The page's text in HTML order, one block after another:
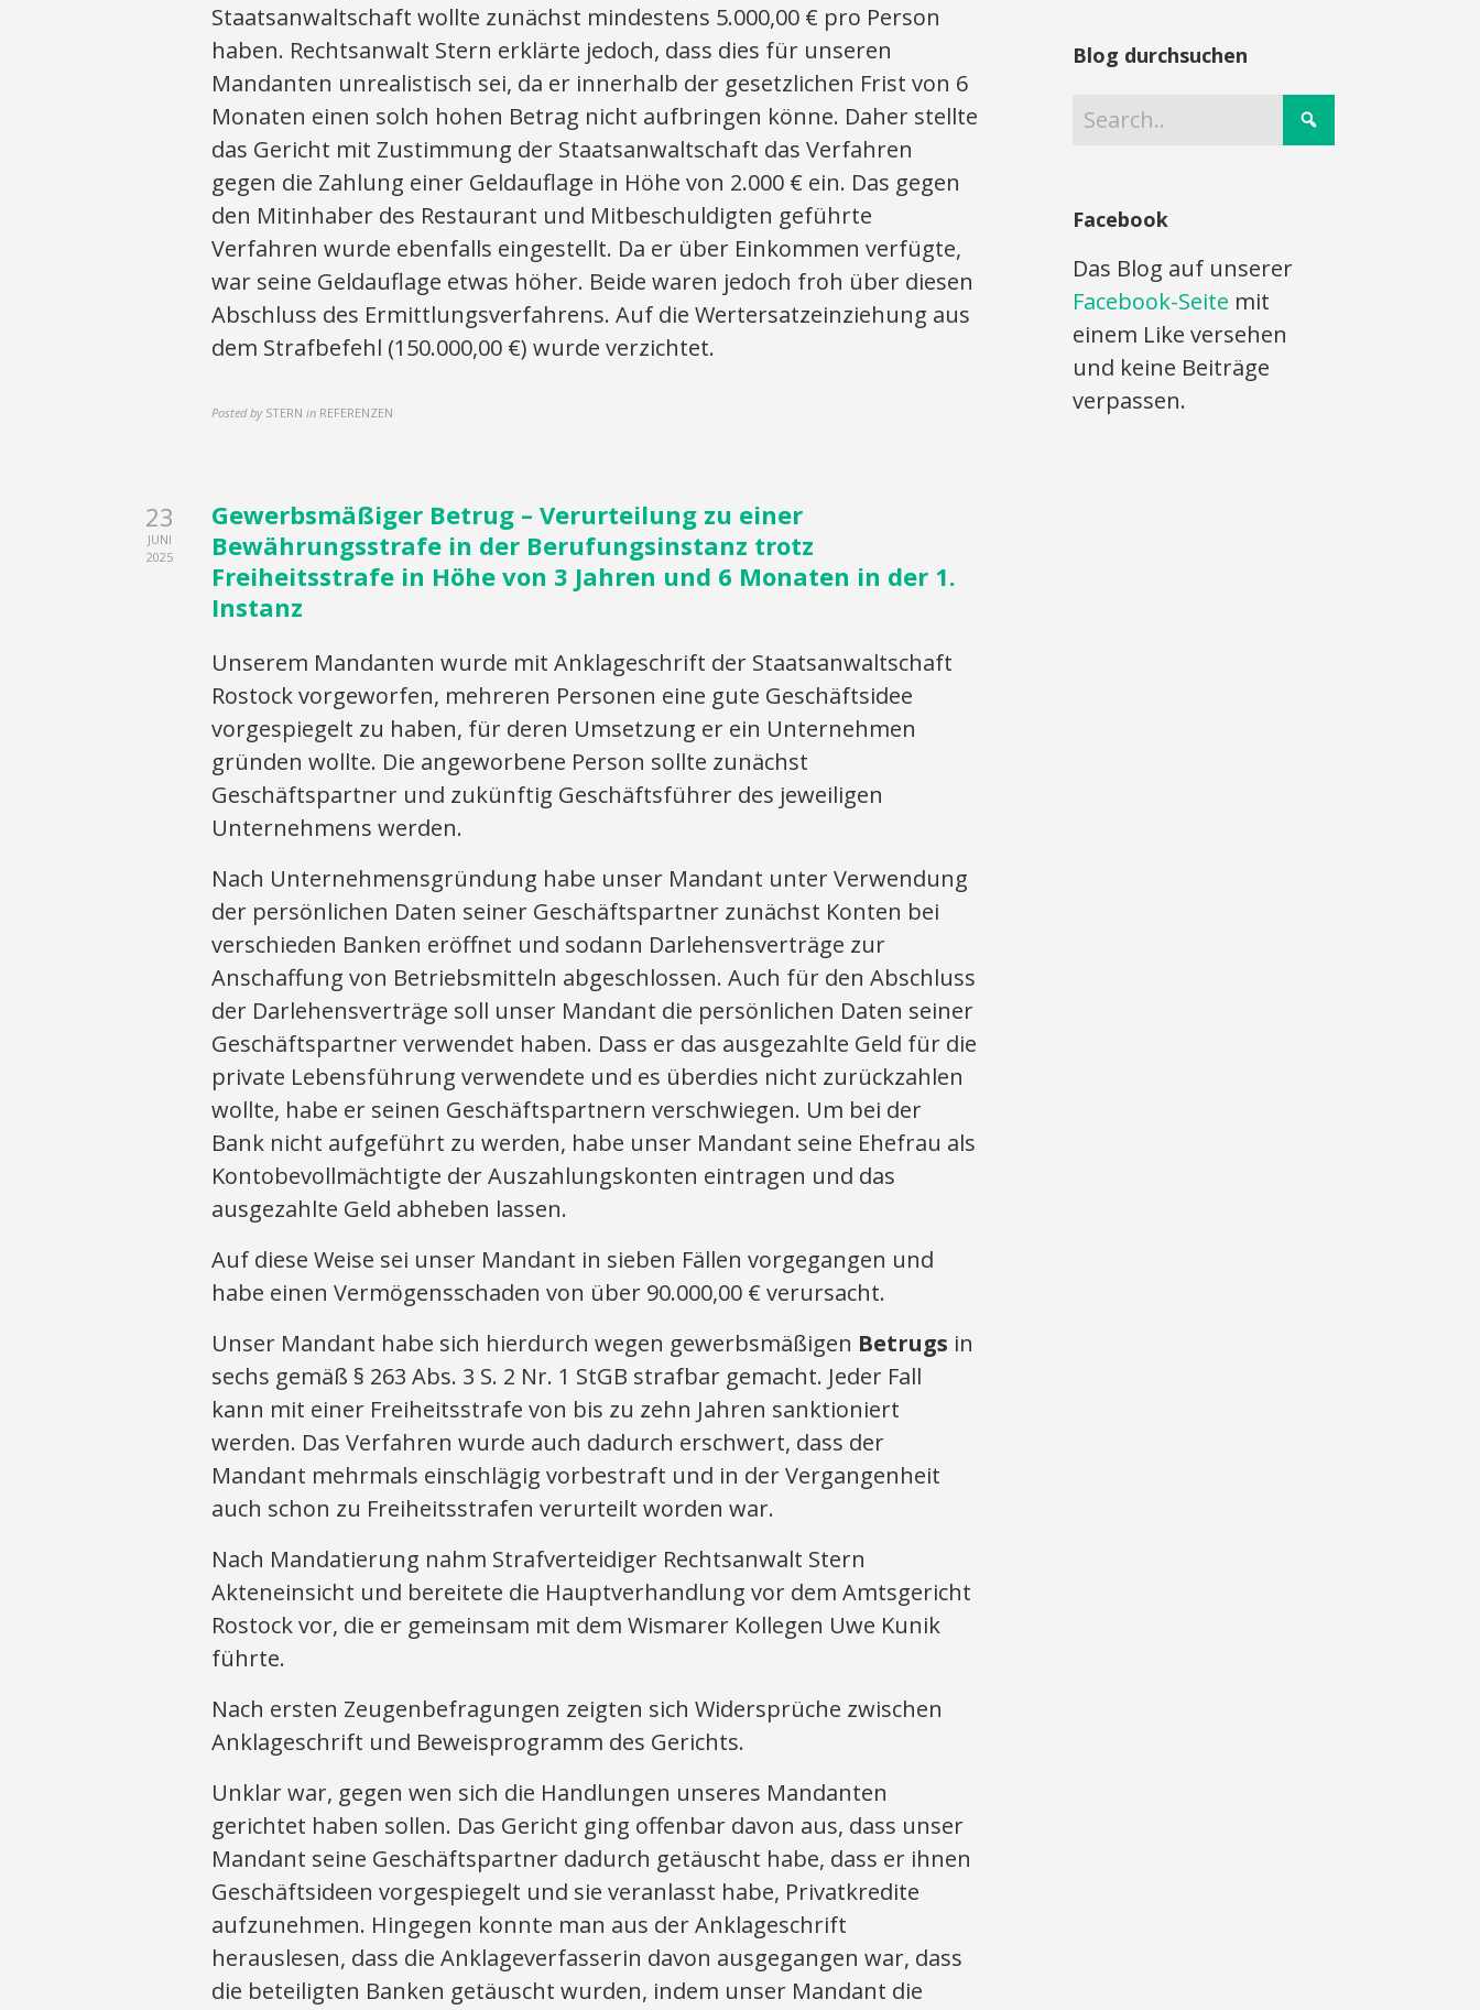
Staatsanwaltschaft wollte zunächst mindestens 5.000,00 € pro Person
haben. Rechtsanwalt Stern erklärte jedoch, dass dies für unseren
Mandanten unrealistisch sei, da er innerhalb der gesetzlichen Frist von 6
Monaten einen solch hohen Betrag nicht aufbringen könne. Daher stellte
das Gericht mit Zustimmung der Staatsanwaltschaft das Verfahren
gegen die Zahlung einer Geldauflage in Höhe von 2.000 € ein. Das gegen
den Mitinhaber des Restaurant und Mitbeschuldigten geführte
Verfahren wurde ebenfalls eingestellt. Da er über Einkommen verfügte,
war seine Geldauflage etwas höher. Beide waren jedoch froh über diesen
Abschluss des Ermittlungsverfahrens. Auf die Wertersatzeinziehung aus
dem Strafbefehl (150.000,00 €) wurde verzichtet.
Posted by STERN in REFERENZEN
23
JUNI
2025
Gewerbsmäßiger Betrug – Verurteilung zu einer
Bewährungsstrafe in der Berufungsinstanz trotz
Freiheitsstrafe in Höhe von 3 Jahren und 6 Monaten in der 1.
Instanz
Unserem Mandanten wurde mit Anklageschrift der Staatsanwaltschaft
Rostock vorgeworfen, mehreren Personen eine gute Geschäftsidee
vorgespiegelt zu haben, für deren Umsetzung er ein Unternehmen
gründen wollte. Die angeworbene Person sollte zunächst
Geschäftspartner und zukünftig Geschäftsführer des jeweiligen
Unternehmens werden.
Nach Unternehmensgründung habe unser Mandant unter Verwendung
der persönlichen Daten seiner Geschäftspartner zunächst Konten bei
verschieden Banken eröffnet und sodann Darlehensverträge zur
Anschaffung von Betriebsmitteln abgeschlossen. Auch für den Abschluss
der Darlehensverträge soll unser Mandant die persönlichen Daten seiner
Geschäftspartner verwendet haben. Dass er das ausgezahlte Geld für die
private Lebensführung verwendete und es überdies nicht zurückzahlen
wollte, habe er seinen Geschäftspartnern verschwiegen. Um bei der
Bank nicht aufgeführt zu werden, habe unser Mandant seine Ehefrau als
Kontobevollmächtigte der Auszahlungskonten eintragen und das
ausgezahlte Geld abheben lassen.
Auf diese Weise sei unser Mandant in sieben Fällen vorgegangen und
habe einen Vermögensschaden von über 90.000,00 € verursacht.
Unser Mandant habe sich hierdurch wegen gewerbsmäßigen Betrugs in
sechs gemäß § 263 Abs. 3 S. 2 Nr. 1 StGB strafbar gemacht. Jeder Fall
kann mit einer Freiheitsstrafe von bis zu zehn Jahren sanktioniert
werden. Das Verfahren wurde auch dadurch erschwert, dass der
Mandant mehrmals einschlägig vorbestraft und in der Vergangenheit
auch schon zu Freiheitsstrafen verurteilt worden war.
Nach Mandatierung nahm Strafverteidiger Rechtsanwalt Stern
Akteneinsicht und bereitete die Hauptverhandlung vor dem Amtsgericht
Rostock vor, die er gemeinsam mit dem Wismarer Kollegen Uwe Kunik
führte.
Nach ersten Zeugenbefragungen zeigten sich Widersprüche zwischen
Anklageschrift und Beweisprogramm des Gerichts.
Unklar war, gegen wen sich die Handlungen unseres Mandanten
gerichtet haben sollen. Das Gericht ging offenbar davon aus, dass unser
Mandant seine Geschäftspartner dadurch getäuscht habe, dass er ihnen
Geschäftsideen vorgespiegelt und sie veranlasst habe, Privatkredite
aufzunehmen. Hingegen konnte man aus der Anklageschrift
herauslesen, dass die Anklageverfasserin davon ausgegangen war, dass
die beteiligten Banken getäuscht wurden, indem unser Mandant die
Blog durchsuchen
Facebook
Das Blog auf unserer
Facebook-Seite mit
einem Like versehen
und keine Beiträge
verpassen.